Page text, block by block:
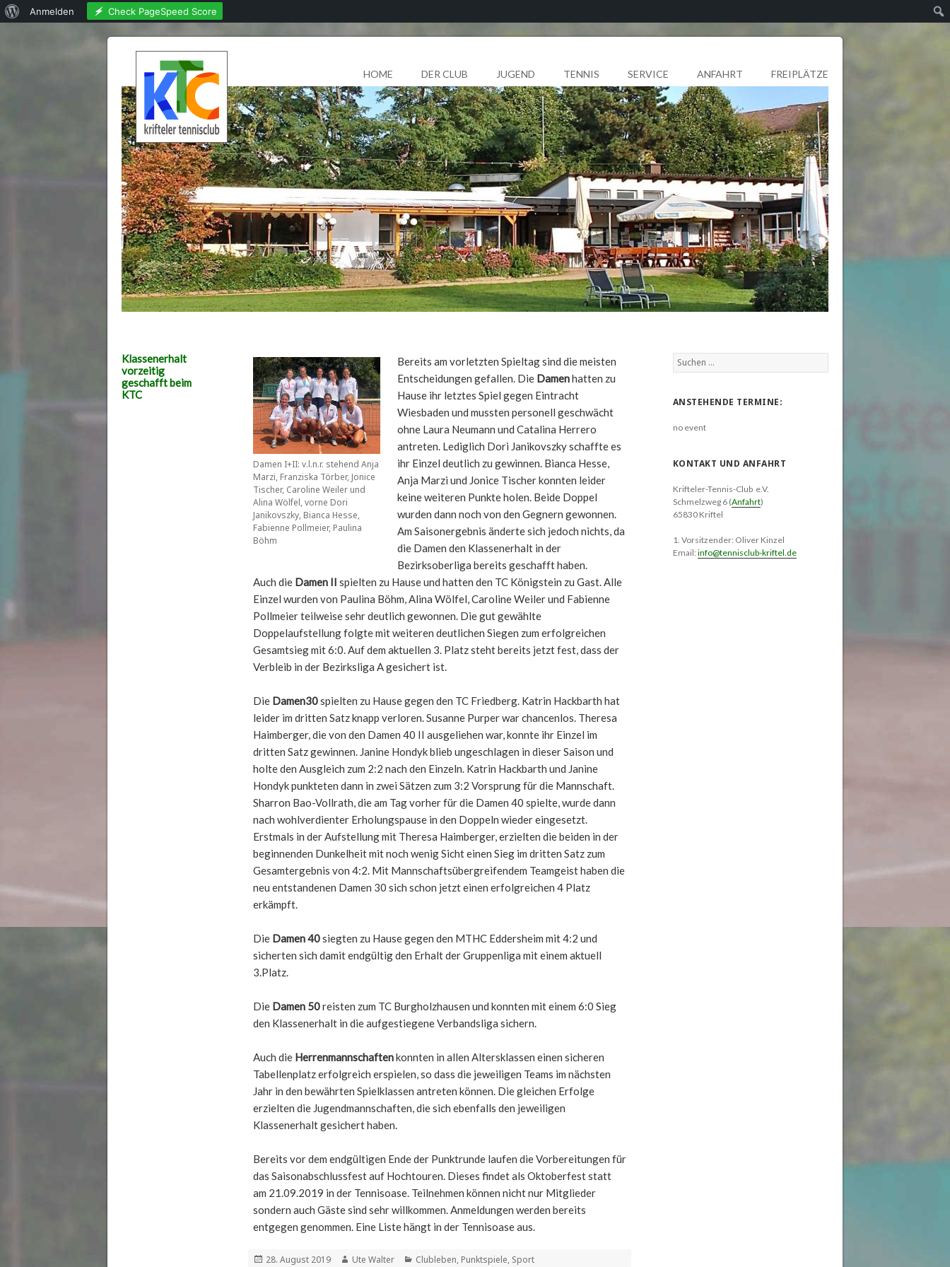
HOME DER CLUB JUGEND TENNIS SERVICE ANFAHRT FREIPLÄTZE
Klassenerhalt
vorzeitig
geschafft beim
KTC
Suchen
nach:
ANSTEHENDE TERMINE:
no event
KONTAKT UND ANFAHRT
Krifteler-Tennis-Club e.V.
Schmelzweg 6 (Anfahrt)
65830 Kriftel
1. Vorsitzender: Oliver Kinzel
Email: info@tennisclub-kriftel.de
Damen I+II: v.l.n.r. stehend Anja
Marzi, Franziska Törber, Jonice
Tischer, Caroline Weiler und
Alina Wölfel, vorne Dori
Janikovszky, Bianca Hesse,
Fabienne Pollmeier, Paulina
Böhm
Bereits am vorletzten Spieltag sind die meisten
Entscheidungen gefallen. Die Damenhatten zu
Hause ihr letztes Spiel gegen Eintracht
Wiesbaden und mussten personell geschwächt
ohne Laura Neumann und Catalina Herrero
antreten. Lediglich Dori Janikovszky schaffte es
ihr Einzel deutlich zu gewinnen. Bianca Hesse,
Anja Marzi und Jonice Tischer konnten leider
keine weiteren Punkte holen. Beide Doppel
wurden dann noch von den Gegnern gewonnen.
Am Saisonergebnis änderte sich jedoch nichts, da
die Damen den Klassenerhalt in der
Bezirksoberliga bereits geschafft haben.
Auch die Damen II spielten zu Hause und hatten den TC Königstein zu Gast. Alle
Einzel wurden von Paulina Böhm, Alina Wölfel, Caroline Weiler und Fabienne
Pollmeier teilweise sehr deutlich gewonnen. Die gut gewählte
Doppelaufstellung folgte mit weiteren deutlichen Siegen zum erfolgreichen
Gesamtsieg mit 6:0. Auf dem aktuellen 3. Platz steht bereits jetzt fest, dass der
Verbleib in der Bezirksliga A gesichert ist.
Die Damen30spielten zu Hause gegen den TC Friedberg. Katrin Hackbarth hat
leider im dritten Satz knapp verloren. Susanne Purper war chancenlos. Theresa
Haimberger, die von den Damen 40 II ausgeliehen war, konnte ihr Einzel im
dritten Satz gewinnen. Janine Hondyk blieb ungeschlagen in dieser Saison und
holte den Ausgleich zum 2:2 nach den Einzeln. Katrin Hackbarth und Janine
Hondyk punkteten dann in zwei Sätzen zum 3:2 Vorsprung für die Mannschaft.
Sharron Bao-Vollrath, die am Tag vorher für die Damen 40 spielte, wurde dann
nach wohlverdienter Erholungspause in den Doppeln wieder eingesetzt.
Erstmals in der Aufstellung mit Theresa Haimberger, erzielten die beiden in der
beginnenden Dunkelheit mit noch wenig Sicht einen Sieg im dritten Satz zum
Gesamtergebnis von 4:2. Mit Mannschaftsübergreifendem Teamgeist haben die
neu entstandenen Damen 30 sich schon jetzt einen erfolgreichen 4 Platz
erkämpft.
Die Damen 40siegten zu Hause gegen den MTHC Eddersheim mit 4:2 und
sicherten sich damit endgültig den Erhalt der Gruppenliga mit einem aktuell
3.Platz.
Die Damen 50reisten zum TC Burgholzhausen und konnten mit einem 6:0 Sieg
den Klassenerhalt in die aufgestiegene Verbandsliga sichern.
Auch die Herrenmannschaftenkonnten in allen Altersklassen einen sicheren
Tabellenplatz erfolgreich erspielen, so dass die jeweiligen Teams im nächsten
Jahr in den bewährten Spielklassen antreten können. Die gleichen Erfolge
erzielten die Jugendmannschaften, die sich ebenfalls den jeweiligen
Klassenerhalt gesichert haben.
Bereits vor dem endgültigen Ende der Punktrunde laufen die Vorbereitungen für
das Saisonabschlussfest auf Hochtouren. Dieses findet als Oktoberfest statt
am 21.09.2019 in der Tennisoase. Teilnehmen können nicht nur Mitglieder
sondern auch Gäste sind sehr willkommen. Anmeldungen werden bereits
entgegen genommen. Eine Liste hängt in der Tennisoase aus.
Veröffentlicht
28. August 2019 Autor
Ute Walter Kategorien
Clubleben, Punktspiele, Sport
Über
Anmelden Check PageSpeed Score